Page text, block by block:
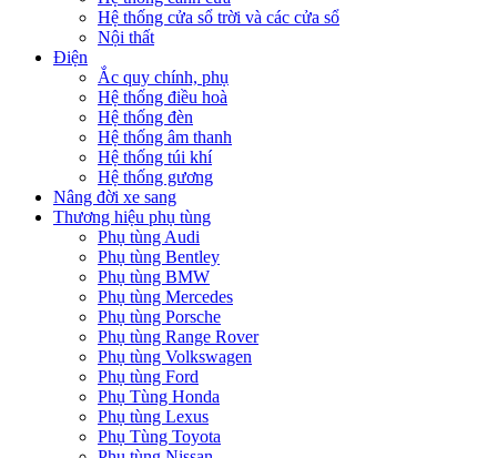
Hệ thống cửa sổ trời và các cửa sổ
Nội thất
Điện
Ắc quy chính, phụ
Hệ thống điều hoà
Hệ thống đèn
Hệ thống âm thanh
Hệ thống túi khí
Hệ thống gương
Nâng đời xe sang
Thương hiệu phụ tùng
Phụ tùng Audi
Phụ tùng Bentley
Phụ tùng BMW
Phụ tùng Mercedes
Phụ tùng Porsche
Phụ tùng Range Rover
Phụ tùng Volkswagen
Phụ tùng Ford
Phụ Tùng Honda
Phụ tùng Lexus
Phụ Tùng Toyota